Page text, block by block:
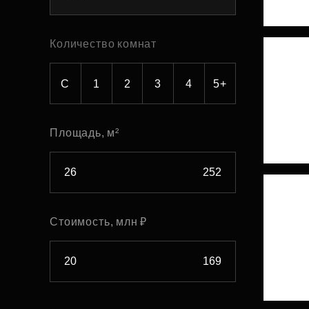
Рефинансирование
Количество комнат
С 1 2 3 4 5+
Площадь, м²
Стоимость, млн ₽